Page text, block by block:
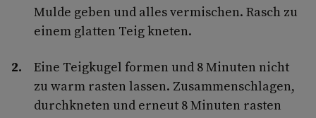
Mulde geben und alles vermischen. Rasch zu
einem glatten Teig kneten.
Eine Teigkugel formen und 8 Minuten nicht
zu warm rasten lassen. Zusammenschlagen,
durchkneten und erneut 8 Minuten rasten